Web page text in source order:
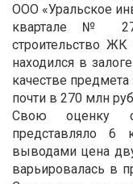
ООО «Уральское
квартале №
строительство ЖК
находился в
качестве
почти в 270 млн
Свою оценку
представляло 6
выводами цена
варьировалась в